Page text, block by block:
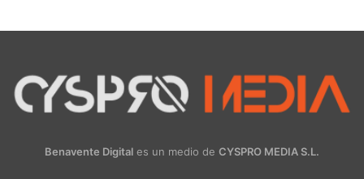
Benavente Digital es un medio de CYSPRO MEDIA S.L.